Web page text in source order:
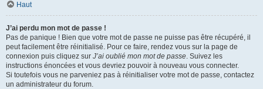
Haut
J’ai perdu mon mot de passe !
Pas de panique ! Bien que votre mot de passe ne puisse pas être récupéré, il
peut facilement être réinitialisé. Pour ce faire, rendez vous sur la page de
connexion puis cliquez sur J’ai oublié mon mot de passe. Suivez les
instructions énoncées et vous devriez pouvoir à nouveau vous connecter.
Si toutefois vous ne parveniez pas à réinitialiser votre mot de passe, contactez
un administrateur du forum.